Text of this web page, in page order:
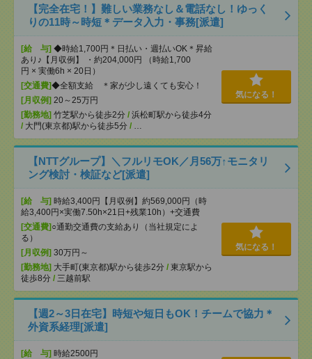
【完全在宅！】難しい業務なし＆電話なし！ゆっく
りの11時～時短＊データ入力・事務[派遣]
[給 与] ◆時給1,700円＊日払い・週払いOK＊昇給
あり♪【月収例】 ・約204,000円 （時給1,700
円 × 実働6h × 20日）
[交通費]◆全額支給 ＊家が少し遠くても安心！
[月収例] 20～25万円
[勤務地] 竹芝駅から徒歩2分 / 浜松町駅から徒歩4分
/ 大門(東京都)駅から徒歩5分 / …
気になる！
【NTTグループ】＼フルリモOK／月56万↑モニタリ
ング検討・検証など[派遣]
[給 与] 時給3,400円【月収例】約569,000円（時
給3,400円×実働7.50h×21日+残業10h）+交通費
[交通費] ○通勤交通費の支給あり（当社規定によ
る）
[月収例] 30万円～
[勤務地] 大手町(東京都)駅から徒歩2分 / 東京駅から
徒歩8分 / 三越前駅
気になる！
【週2～3日在宅】時短や短日もOK！チームで協力＊
外資系経理[派遣]
[給 与] 時給2500円